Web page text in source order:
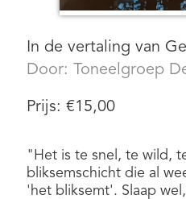
In de vertaling van
Door: Toneelgroep
Prijs: €15,00
"Het is te snel, te wild,
bliksemschicht die al
'het bliksemt'. Slaap